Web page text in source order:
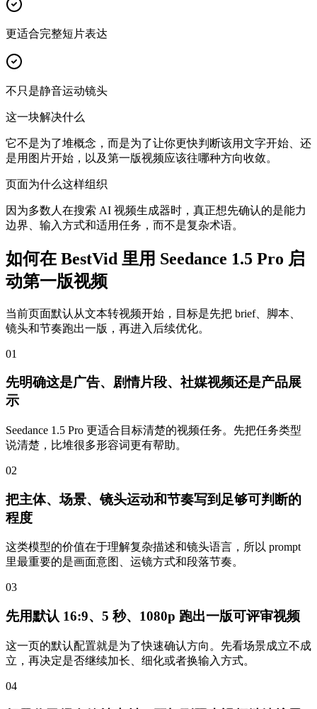
更适合完整短片表达
不只是静音运动镜头
这一块解决什么
它不是为了堆概念，而是为了让你更快判断该用文字开始、还
是用图片开始，以及第一版视频应该往哪种方向收敛。
页面为什么这样组织
因为多数人在搜索 AI 视频生成器时，真正想先确认的是能力
边界、输入方式和适用任务，而不是复杂术语。
如何在 BestVid 里用 Seedance 1.5 Pro 启
动第一版视频
当前页面默认从文本转视频开始，目标是先把 brief、脚本、
镜头和节奏跑出一版，再进入后续优化。
01
先明确这是广告、剧情片段、社媒视频还是产品展
示
Seedance 1.5 Pro 更适合目标清楚的视频任务。先把任务类型
说清楚，比堆很多形容词更有帮助。
02
把主体、场景、镜头运动和节奏写到足够可判断的
程度
这类模型的价值在于理解复杂描述和镜头语言，所以 prompt
里最重要的是画面意图、运镜方式和段落节奏。
03
先用默认 16:9、5 秒、1080p 跑出一版可评审视频
这一页的默认配置就是为了快速确认方向。先看场景成立不成
立，再决定是否继续加长、细化或者换输入方式。
04